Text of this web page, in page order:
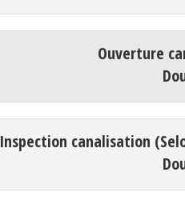
Ouverture
Inspection canalisation